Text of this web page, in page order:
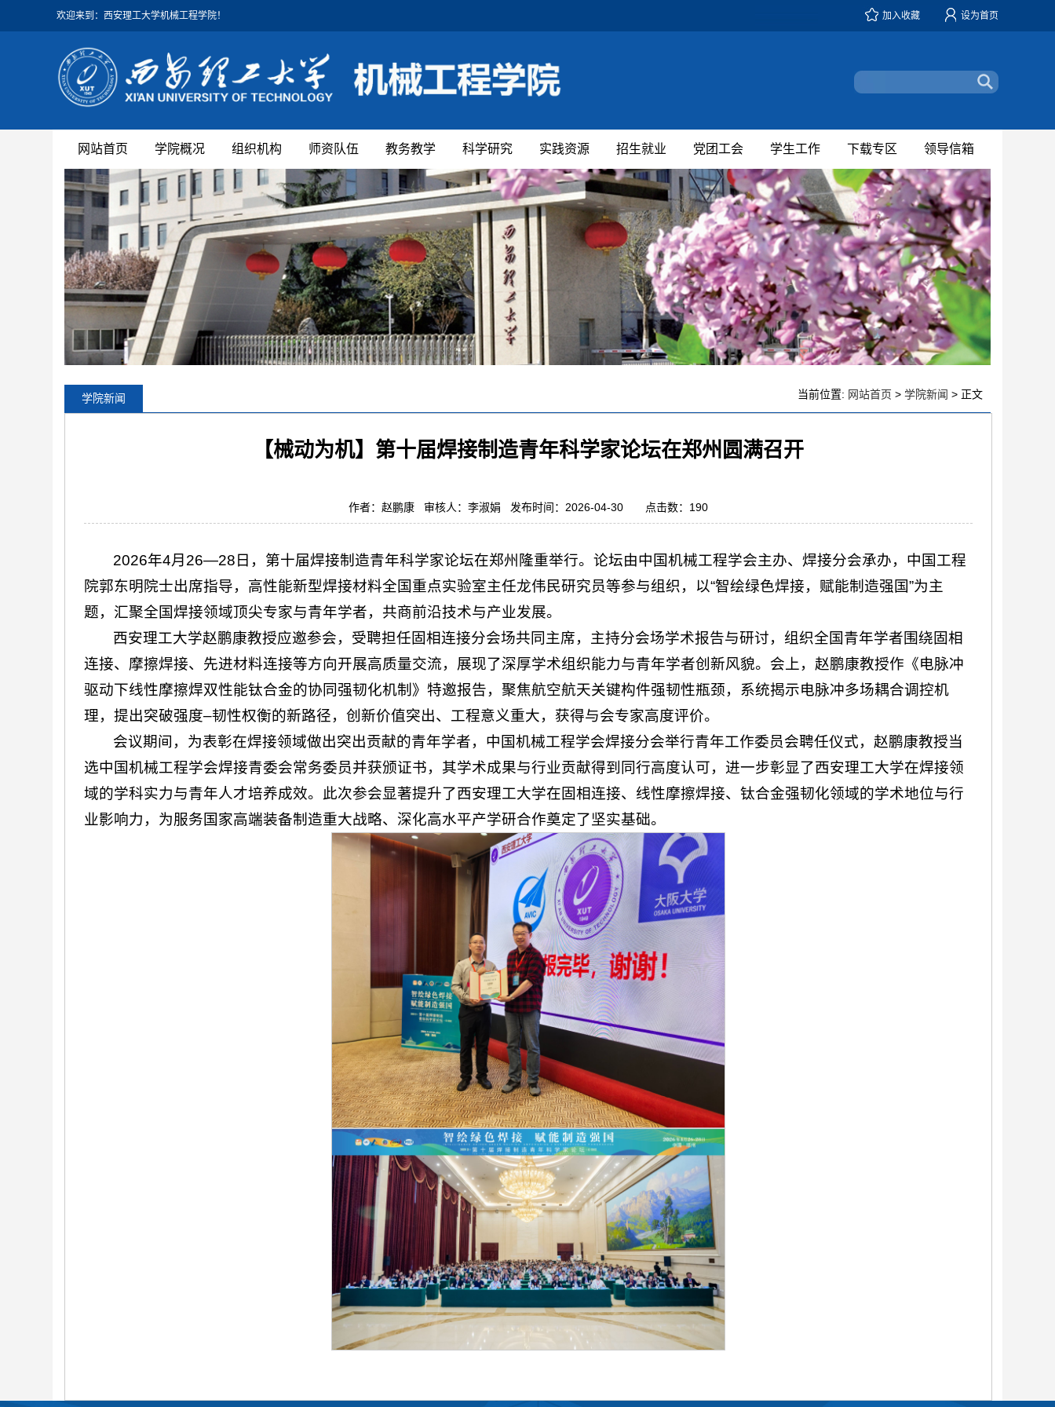
欢迎来到：西安理工大学机械工程学院！ 设为首页
加入收藏
网站首页 学院概况 组织机构 师资队伍 教务教学 科学研究 实践资源 招生就业 党团工会 学生工作 下载专区 领导信箱
学院新闻 当前位置: 网站首页 > 学院新闻 > 正文
【械动为机】第十届焊接制造青年科学家论坛在郑州圆满召开
作者：赵鹏康 审核人：李淑娟 发布时间：2026-04-30 点击数： 190
2026年4月26—28日，第十届焊接制造青年科学家论坛在郑州隆重举行。论坛由中国机械工程学会主办、焊接分会承办，中国工程
院郭东明院士出席指导，高性能新型焊接材料全国重点实验室主任龙伟民研究员等参与组织，以“智绘绿色焊接，赋能制造强国”为主
题，汇聚全国焊接领域顶尖专家与青年学者，共商前沿技术与产业发展。
西安理工大学赵鹏康教授应邀参会，受聘担任固相连接分会场共同主席，主持分会场学术报告与研讨，组织全国青年学者围绕固相
连接、摩擦焊接、先进材料连接等方向开展高质量交流，展现了深厚学术组织能力与青年学者创新风貌。会上，赵鹏康教授作《电脉冲
驱动下线性摩擦焊双性能钛合金的协同强韧化机制》特邀报告，聚焦航空航天关键构件强韧性瓶颈，系统揭示电脉冲多场耦合调控机
理，提出突破强度–韧性权衡的新路径，创新价值突出、工程意义重大，获得与会专家高度评价。
会议期间，为表彰在焊接领域做出突出贡献的青年学者，中国机械工程学会焊接分会举行青年工作委员会聘任仪式，赵鹏康教授当
选中国机械工程学会焊接青委会常务委员并获颁证书，其学术成果与行业贡献得到同行高度认可，进一步彰显了西安理工大学在焊接领
域的学科实力与青年人才培养成效。此次参会显著提升了西安理工大学在固相连接、线性摩擦焊接、钛合金强韧化领域的学术地位与行
业影响力，为服务国家高端装备制造重大战略、深化高水平产学研合作奠定了坚实基础。